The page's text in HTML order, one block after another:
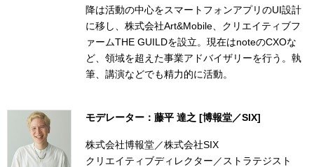
降は活動の中心をスマートフォンアプリのUI設計
に移し、株式会社Art&Mobile、クリエイティブフ
ァームTHE GUILDを設立。現在はnoteのCXOな
ど、領域を超えた事業アドバイザリーを行う。執
筆、講演などでも精力的に活動。
モデレーター：藤平 達之 [博報堂／SIX]
株式会社博報堂／株式会社SIX
クリエイティブディレクター／ストラテジスト